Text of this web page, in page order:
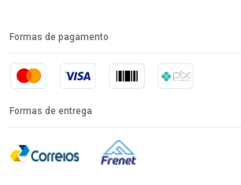
Formas de pagamento
Formas de entrega